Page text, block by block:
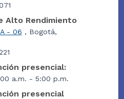
Alto Rendimiento
- 06 , Bogotá,
presencial:
a.m. - 5:00 p.m.
presencial